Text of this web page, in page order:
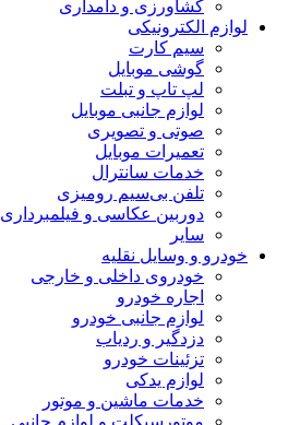
کشاورزی و دامداری
لوازم الکترونیکی
سیم کارت
گوشی موبایل
لپ تاپ و تبلت
لوازم جانبی موبایل
صوتی و تصویری
تعمیرات موبایل
خدمات سانترال
تلفن بی‌سیم رومیزی
دوربین عکاسی و فیلمبرداری
سایر
خودرو و وسایل نقلیه
خودروی داخلی و خارجی
اجاره خودرو
لوازم جانبی خودرو
دزدگیر و ردیاب
تزئینات خودرو
لوازم یدکی
خدمات ماشین و موتور